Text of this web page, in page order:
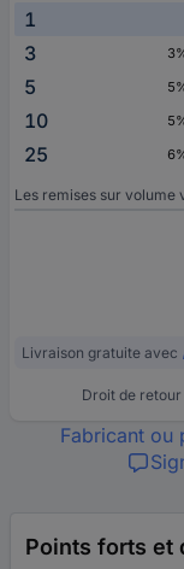
1
3
5
10
25
Les remises sur volume
Livraison gratuite avec
Droit de
Fabricant ou
Points forts et